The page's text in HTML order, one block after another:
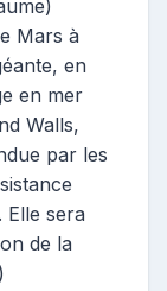
Mars à
en
en mer
Walls,
par les
Elle sera
de la